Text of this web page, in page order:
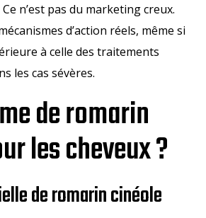
Ce n’est pas du marketing creux.
d’action réels, même si
à celle des traitements
les cas sévères.
de romarin
les cheveux ?
de romarin cinéole